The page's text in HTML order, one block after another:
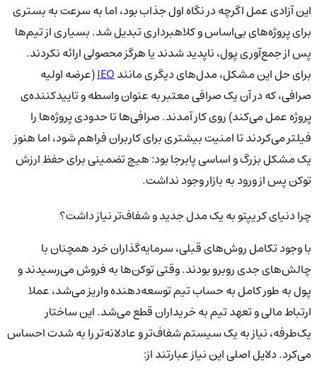
این آزادی عمل اگرچه در نگاه اول جذاب بود، اما به سرعت به بستری
برای پروژه‌های بی‌اساس و کلاهبرداری تبدیل شد. بسیاری از تیم‌ها
پس از جمع‌آوری پول، ناپدید شدند یا هرگز محصولی ارائه نکردند.
برای حل این مشکل، مدل‌های دیگری مانندIEO(عرضه اولیه
صرافی، که در آن یک صرافی معتبر به عنوان واسطه و تاییدکننده‌ی
پروژه عمل می‌کند) روی کار آمدند. صرافی‌ها تا حدودی پروژه‌ها را
فیلتر می‌کردند تا امنیت بیشتری برای کاربران فراهم شود، اما هنوز
یک مشکل بزرگ و اساسی پابرجا بود: هیچ تضمینی برای حفظ ارزش
توکن پس از ورود به بازار وجود نداشت.
چرا دنیای کریپتو به یک مدل جدید و شفاف‌تر نیاز داشت؟
با وجود تکامل روش‌های قبلی، سرمایه‌گذاران خرد همچنان با
چالش‌های جدی روبرو بودند. وقتی توکن‌ها به فروش می‌رسیدند و
پول به طور کامل به حساب تیم توسعه‌دهنده واریز می‌شد، عملا
ارتباط مالی و تعهد تیم به خریداران قطع می‌شد. این ساختار
یک‌طرفه، نیاز به یک سیستم شفاف‌تر و عادلانه‌تر را به شدت احساس
می‌کرد. دلایل اصلی این نیاز عبارتند از: